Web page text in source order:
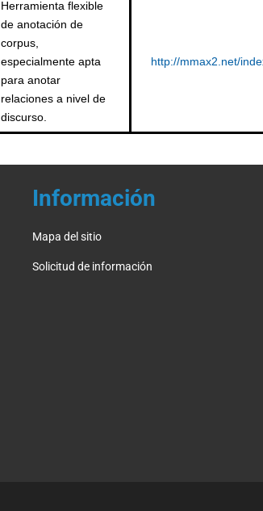
Herramienta flexible
de anotación de
corpus,
especialmente apta
para anotar
relaciones a nivel de
discurso.
http://mmax2.net/
Información
Mapa del sitio
Solicitud de información